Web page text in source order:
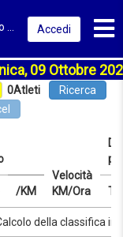
Accedi
09 Ottobre
0Atleti
Ricerca
Velocità
KM/Ora
/KM
Velocità
/KM della classifica in